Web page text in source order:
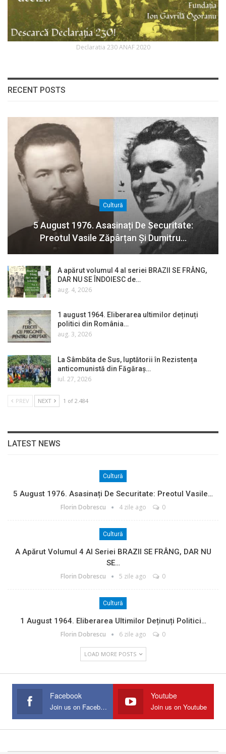
Declaratia 230 ANAF 2020
RECENT POSTS
Cultură
5 August 1976. Asasinați De Securitate:
Preotul Vasile Zăpârțan Și Dumitru…
A apărut volumul 4 al seriei BRAZII SE FRÂNG,
DAR NU SE ÎNDOIESC de…
aug. 4, 2026
1 august 1964. Eliberarea ultimilor deținuți
politici din România…
aug. 3, 2026
La Sâmbăta de Sus, luptătorii în Rezistența
anticomunistă din Făgăraș…
iul. 27, 2026
PREV NEXT 1 of 2.484
LATEST NEWS
Cultură
5 August 1976. Asasinați De Securitate: Preotul Vasile…
Florin Dobrescu 4 zile ago 0
Cultură
A Apărut Volumul 4 Al Seriei BRAZII SE FRÂNG, DAR NU
SE…
Florin Dobrescu 5 zile ago 0
Cultură
1 August 1964. Eliberarea Ultimilor Deținuți Politici…
Florin Dobrescu 6 zile ago 0
LOAD MORE POSTS
Facebook
Join us on Facebook
Youtube
Join us on Youtube